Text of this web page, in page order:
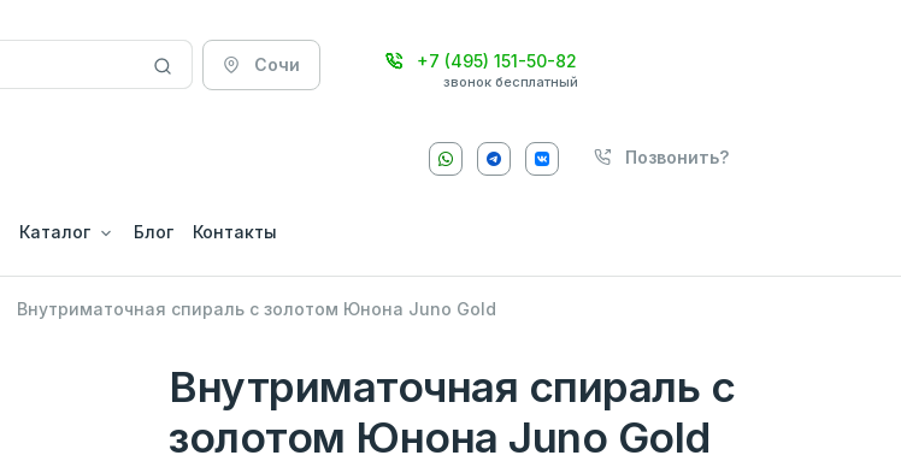
Сочи +7 (495) 151-50-82
звонок бесплатный
Позвонить?
Каталог Блог Контакты
Внутриматочная спираль с золотом Юнона Juno Gold
Внутриматочная спираль с
золотом Юнона Juno Gold